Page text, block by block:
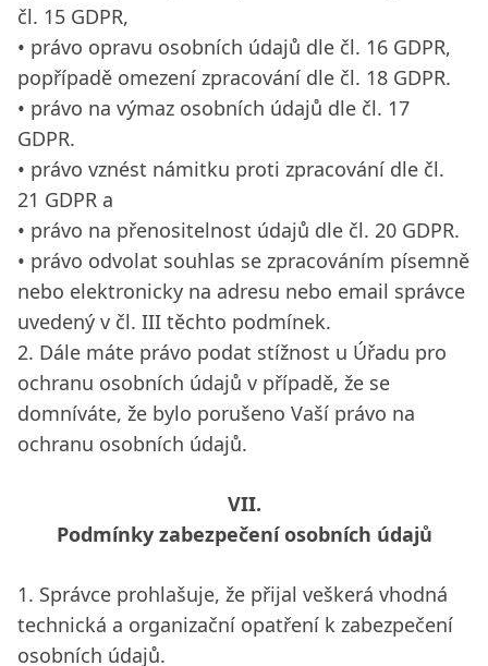
čl. 15 GDPR,
• právo opravu osobních údajů dle čl. 16 GDPR,
popřípadě omezení zpracování dle čl. 18 GDPR.
• právo na výmaz osobních údajů dle čl. 17
GDPR.
• právo vznést námitku proti zpracování dle čl.
21 GDPR a
• právo na přenositelnost údajů dle čl. 20 GDPR.
• právo odvolat souhlas se zpracováním písemně
nebo elektronicky na adresu nebo email správce
uvedený v čl. III těchto podmínek.
2. Dále máte právo podat stížnost u Úřadu pro
ochranu osobních údajů v případě, že se
domníváte, že bylo porušeno Vaší právo na
ochranu osobních údajů.
VII.
Podmínky zabezpečení osobních údajů
1. Správce prohlašuje, že přijal veškerá vhodná
technická a organizační opatření k zabezpečení
osobních údajů.